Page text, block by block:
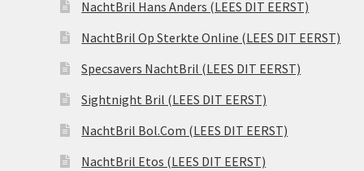
NachtBril Hans Anders (LEES DIT EERST)
NachtBril Op Sterkte Online (LEES DIT EERST)
Specsavers NachtBril (LEES DIT EERST)
Sightnight Bril (LEES DIT EERST)
NachtBril Bol.Com (LEES DIT EERST)
NachtBril Etos (LEES DIT EERST)